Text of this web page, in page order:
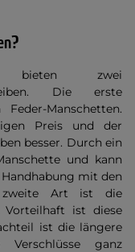
bieten zwei
Die erste
Manschetten.
Preis und der
besser. Durch ein
und kann
mit den
zweite Art ist die
Vorteilhaft ist diese
ist die längere
ganz